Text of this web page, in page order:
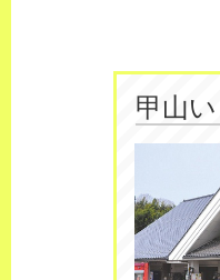
甲山